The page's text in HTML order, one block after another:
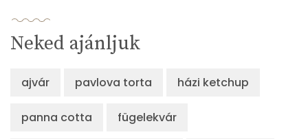
Neked ajánljuk
ajvár pavlova torta házi ketchup
panna cotta fügelekvár